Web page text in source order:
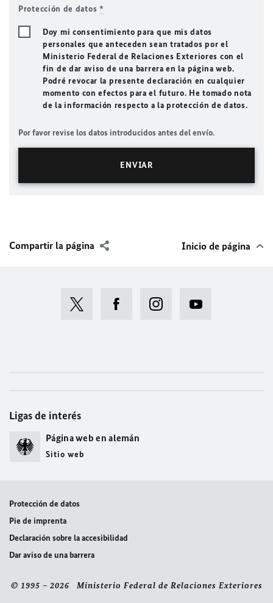
Protección de datos *
Doy mi consentimiento para que mis datos
personales que anteceden sean tratados por el
Ministerio Federal de Relaciones Exteriores con el
fin de dar aviso de una barrera en la página web.
Podré revocar la presente declaración en cualquier
momento con efectos para el futuro. He tomado nota
de la información respecto a la protección de datos.
Por favor revise los datos introducidos antes del envío.
Compartir la página Inicio de página
Ligas de interés
Página web en alemán
Sitio web
Protección de datos
Pie de imprenta
Declaración sobre la accesibilidad
Dar aviso de una barrera
© 1995 – 2026 Ministerio Federal de Relaciones Exteriores